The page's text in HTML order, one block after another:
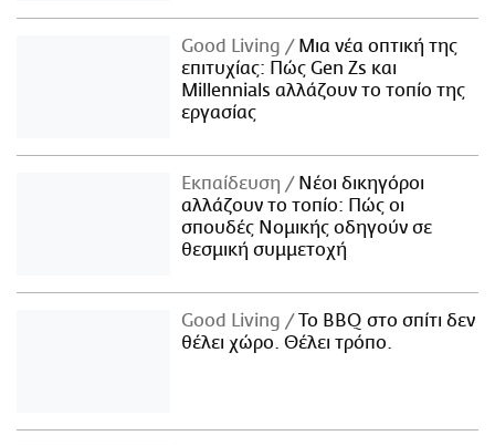
Good Living
Μια νέα οπτική της
επιτυχίας: Πώς Gen Zs και
Millennials αλλάζουν το τοπίο της
εργασίας
Εκπαίδευση
Νέοι δικηγόροι
αλλάζουν το τοπίο: Πώς οι
σπουδές Νομικής οδηγούν σε
θεσμική συμμετοχή
Good Living
Το BBQ στο σπίτι δεν
θέλει χώρο. Θέλει τρόπο.